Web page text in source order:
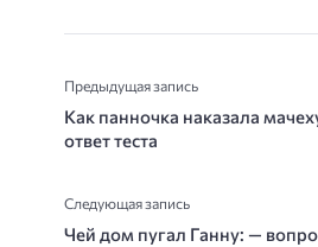
Предыдущая запись
Как панночка наказала
ответ теста
Следующая запись
Чей дом пугал Ганну: —